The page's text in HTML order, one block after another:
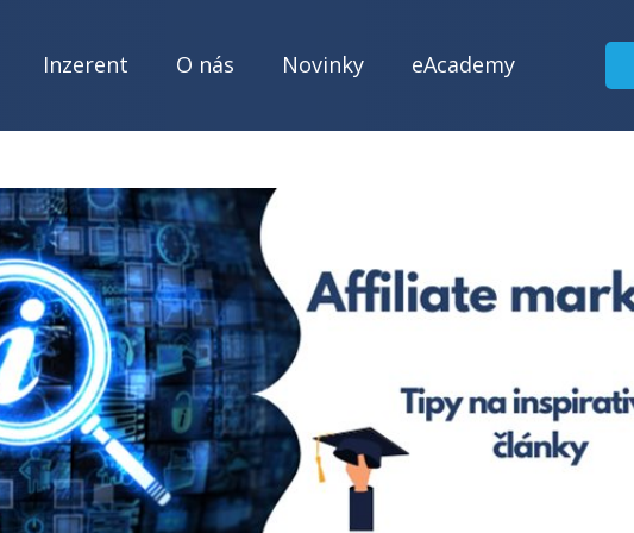
Inzerent O nás Novinky eAcademy